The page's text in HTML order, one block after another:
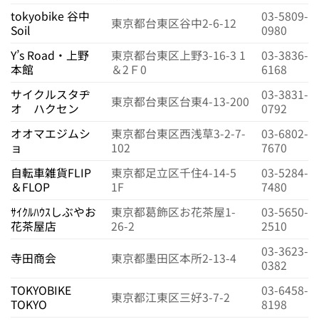
tokyobike 谷中
Soil
東京都台東区谷中2-6-12
03-5809-
0980
Y’s Road・上野
本館
東京都台東区上野3-16-3 1
＆2Ｆ0
03-3836-
6168
サイクルスタヂ
オ ハクセン
東京都台東区台東4-13-200
03-3831-
0792
オオマエジムシ
ョ
東京都台東区西浅草3-2-7-
102
03-6802-
7670
自転車雑貨FLIP
＆FLOP
東京都足立区千住4-14-5
1F
03-5284-
7480
ｻｲｸﾙﾊｳｽしぶやお
花茶屋店
東京都葛飾区お花茶屋1-
26-2
03-5650-
2510
寺田商会
東京都墨田区本所2-13-4
03-3623-
0382
TOKYOBIKE
TOKYO
東京都江東区三好3-7-2
03-6458-
8198